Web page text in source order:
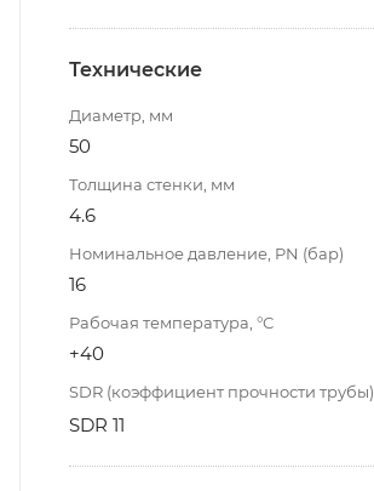
Технические
Диаметр, мм
50
Толщина стенки, мм
4.6
Номинальное давление, PN (бар)
16
Рабочая температура, °С
+40
SDR (коэффициент прочности трубы)
SDR 11